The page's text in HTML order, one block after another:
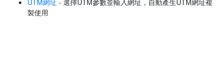
UTM網址 - 選擇UTM參數並輸入網址，自動產生UTM網址複
製使用